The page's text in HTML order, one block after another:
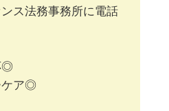
ス法務事務所に電話
◎
ケア◎